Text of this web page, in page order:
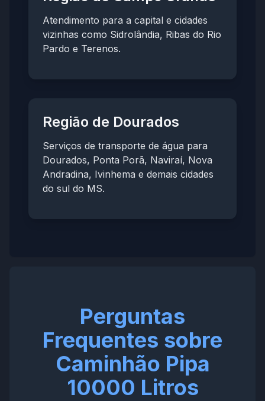
Atendimento para a capital e cidades
vizinhas como Sidrolândia, Ribas do Rio
Pardo e Terenos.
Região de Dourados
Serviços de transporte de água para
Dourados, Ponta Porã, Naviraí, Nova
Andradina, Ivinhema e demais cidades
do sul do MS.
Perguntas
Frequentes sobre
Caminhão Pipa
10000 Litros